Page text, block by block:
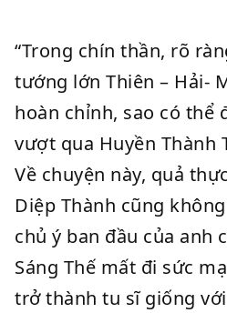
“Trong chín thần, rõ
tướng lớn Thiên – Hải-
hoàn chỉnh, sao có thể
vượt qua Huyền Thành
Về chuyện này, quả
Diệp Thành cũng
chủ ý ban đầu của anh
Sáng Thế mất đi sức
trở thành tu sĩ giống